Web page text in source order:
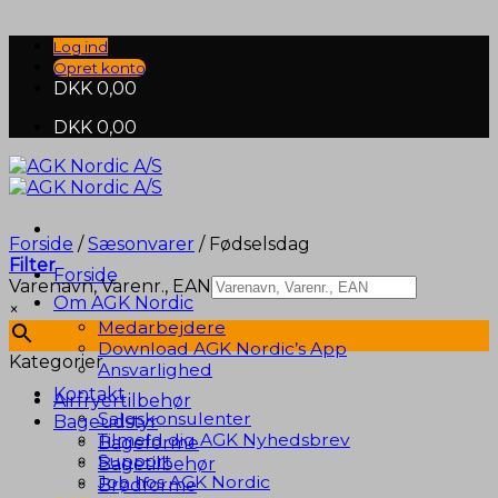
indhold
Log ind
Opret konto
DKK 0,00
DKK 0,00
Forside
Om AGK Nordic
Medarbejdere
Download AGK Nordic’s App
Ansvarlighed
Kontakt
Salgskonsulenter
Tilmeld dig AGK Nyhedsbrev
Support
Job hos AGK Nordic
Forside / Sæsonvarer /Fødselsdag
Filter
Varenavn, Varenr., EAN
×
Kategorier
Airfryertilbehør
Bageudstyr
Bageforme
Bagetilbehør
Brødforme